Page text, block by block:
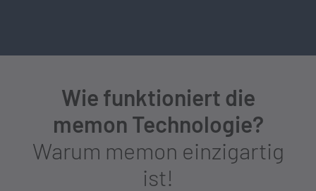
Wie funktioniert die
memon Technologie?
Warum memon einzigartig
ist!